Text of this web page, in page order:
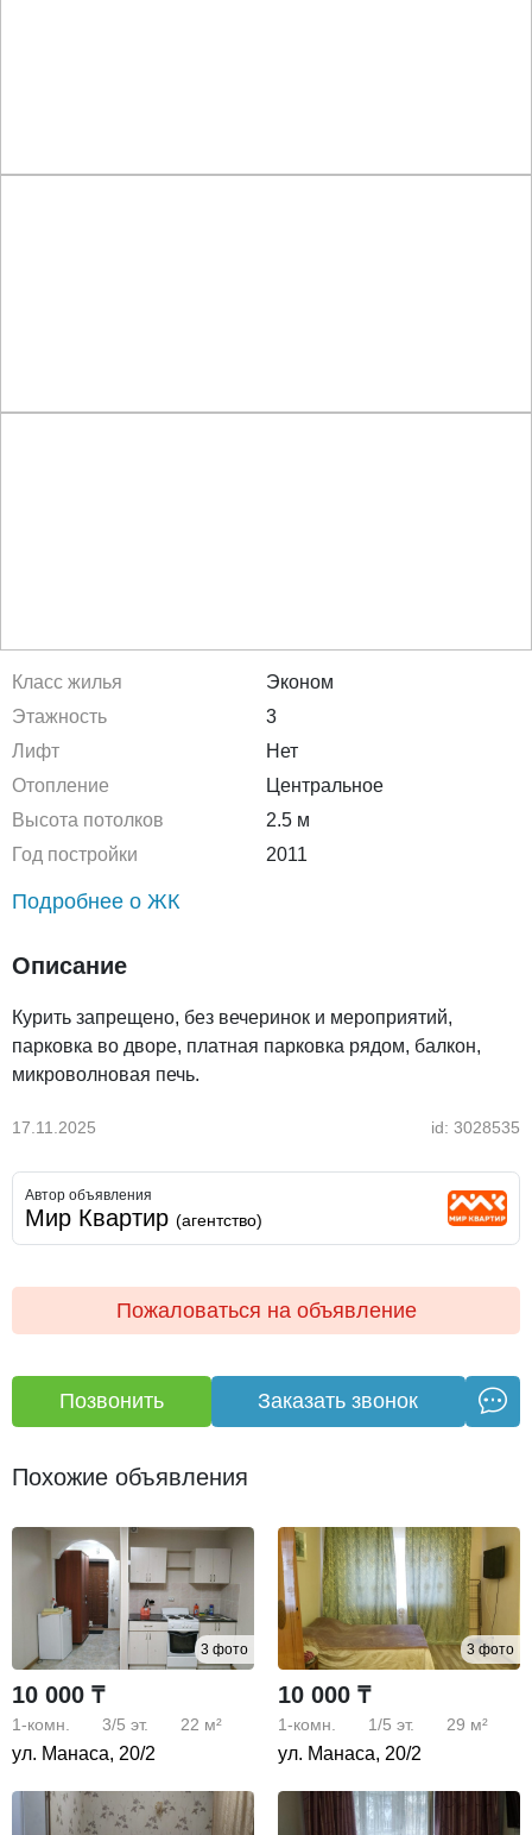
Класс жилья
Эконом
Этажность
3
Лифт
Нет
Отопление
Центральное
Высота потолков
2.5 м
Год постройки
2011
Подробнее о ЖК
Описание
Курить запрещено, без вечеринок и мероприятий,
парковка во дворе, платная парковка рядом, балкон,
микроволновая печь.
17.11.2025 id: 3028535
Автор объявления
Мир Квартир (агентство)
Пожаловаться на объявление
Позвонить Заказать звонок
Похожие объявления
3 фото
10 000 ₸
1-комн. 3/5 эт. 22 м²
ул. Манаса, 20/2
3 фото
10 000 ₸
1-комн. 1/5 эт. 29 м²
ул. Манаса, 20/2